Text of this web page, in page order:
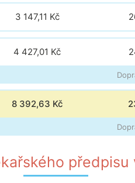
3 147,11 Kč
4 427,01 Kč
8 392,63 Kč